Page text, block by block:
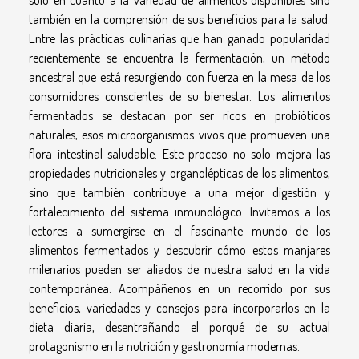
también en la comprensión de sus beneficios para la salud.
Entre las prácticas culinarias que han ganado popularidad
recientemente se encuentra la fermentación, un método
ancestral que está resurgiendo con fuerza en la mesa de los
consumidores conscientes de su bienestar. Los alimentos
fermentados se destacan por ser ricos en probióticos
naturales, esos microorganismos vivos que promueven una
flora intestinal saludable. Este proceso no solo mejora las
propiedades nutricionales y organolépticas de los alimentos,
sino que también contribuye a una mejor digestión y
fortalecimiento del sistema inmunológico. Invitamos a los
lectores a sumergirse en el fascinante mundo de los
alimentos fermentados y descubrir cómo estos manjares
milenarios pueden ser aliados de nuestra salud en la vida
contemporánea. Acompáñenos en un recorrido por sus
beneficios, variedades y consejos para incorporarlos en la
dieta diaria, desentrañando el porqué de su actual
protagonismo en la nutrición y gastronomía modernas.